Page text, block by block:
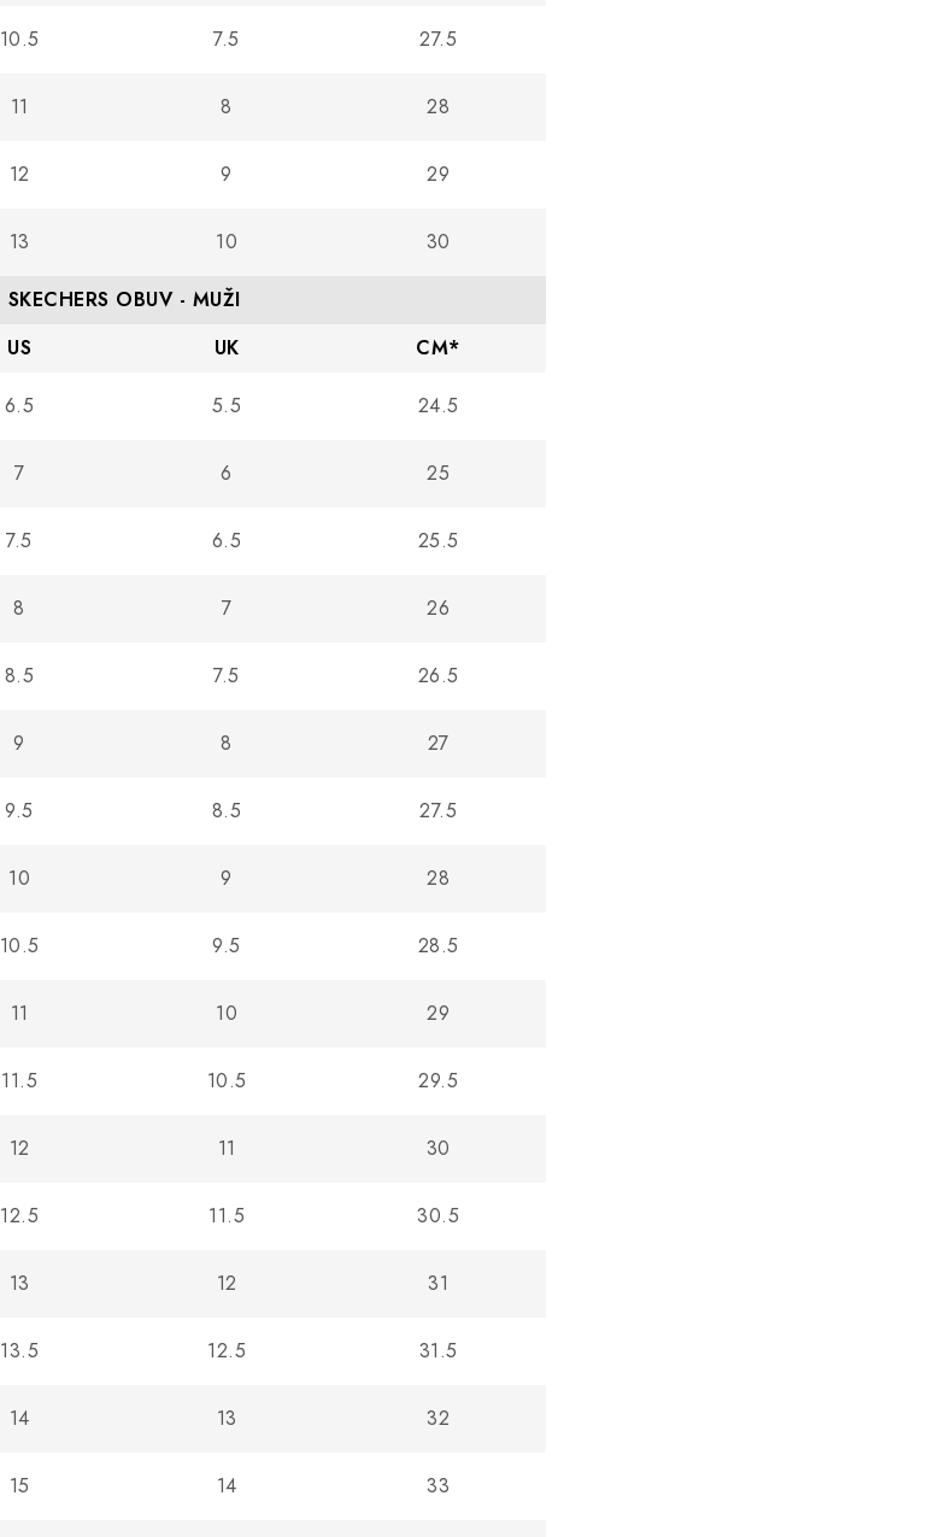
10.5 7.5 27.5
11 8 28
12 9 29
13 10 30
SKECHERS OBUV - MUŽI
US UK CM*
6.5 5.5 24.5
7 6 25
7.5 6.5 25.5
8 7 26
8.5 7.5 26.5
9 8 27
9.5 8.5 27.5
10 9 28
10.5 9.5 28.5
11 10 29
11.5 10.5 29.5
12 11 30
12.5 11.5 30.5
13 12 31
13.5 12.5 31.5
14 13 32
15 14 33